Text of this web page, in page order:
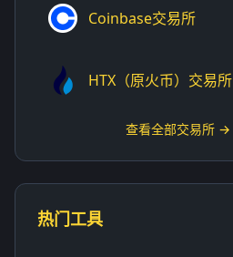
Coinbase交易所
HTX（原火币）交易所
查看全部交易所 →
热门工具